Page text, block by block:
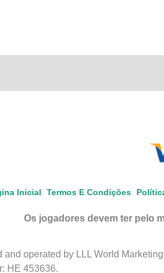
Inicial Termos E Condições
Os jogadores devem ter pelo
operated by LLL World
HE 453636.